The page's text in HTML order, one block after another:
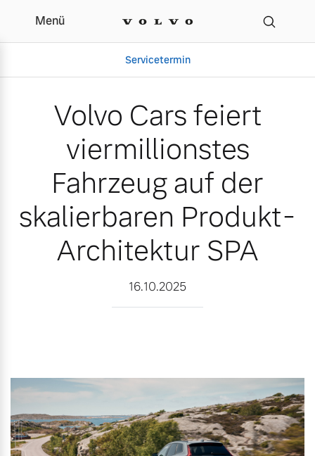
Volvo Cars feiert
Menü
Servicetermin
Aktuelle Zubehörangebote
Volvo Gebrauchtwagenbörse
Aktuelle Zubehörangebote
Zubehörkatalog
Über uns
Volvo Cars feiert
viermillionstes
Fahrzeug auf der
skalierbaren Produkt-
Architektur SPA
16.10.2025